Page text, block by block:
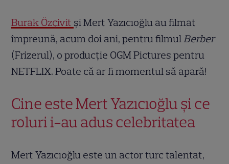
Burak Özçivit și Mert Yazıcıoğlu au filmat
împreună, acum doi ani, pentru filmul Berber
(Frizerul), o producție OGM Pictures pentru
NETFLIX. Poate că ar fi momentul să apară!
Cine este Mert Yazıcıoğlu și ce
roluri i-au adus celebritatea
Mert Yazıcıoğlu este un actor turc talentat,